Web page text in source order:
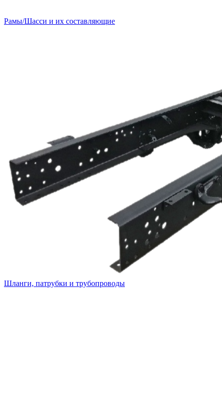
Рамы/Шасси и их составляющие
Шланги, патрубки и трубопроводы